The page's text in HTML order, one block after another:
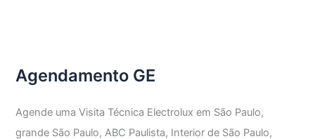
GE
Agendamento GE
Agende uma Visita Técnica Electrolux em São Paulo,
grande São Paulo, ABC Paulista, Interior de São Paulo,